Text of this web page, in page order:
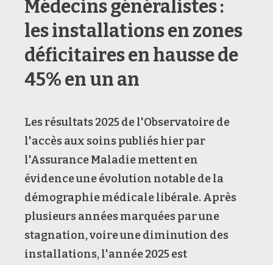
Médecins généralistes :
les installations en zones
déficitaires en hausse de
45% en un an
Les résultats 2025 de l'Observatoire de
l'accès aux soins publiés hier par
l'Assurance Maladie mettent en
évidence une évolution notable de la
démographie médicale libérale. Après
plusieurs années marquées par une
stagnation, voire une diminution des
installations, l'année 2025 est